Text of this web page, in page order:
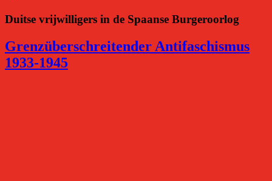
Duitse vrijwilligers in de Spaanse Burgeroorlog
Grenzüberschreitender Antifaschismus
1933-1945